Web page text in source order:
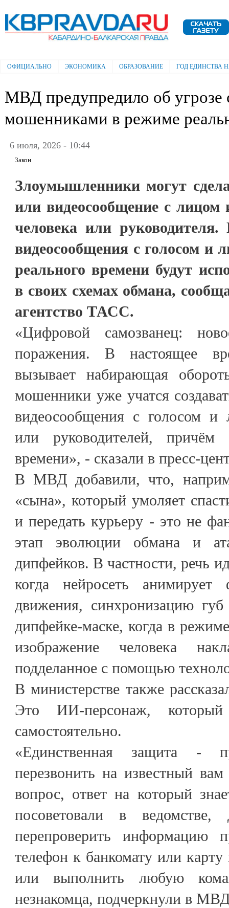
Электронная газета "Кабардино-
Балкарская правда"
Главное меню
ОФИЦИАЛЬНО ЭКОНОМИКА ОБРАЗОВАНИЕ ГОД ЕДИНСТВА
МВД предупредило об угрозе
мошенниками в режиме
6 июля, 2026 - 10:44
Закон
Злоумышленники могут
или видеосообщение с лицом
человека или
видеосообщения с голосом и
реального времени будут
в своих схемах обмана,
агентство ТАСС.
«Цифровой самозванец:
поражения. В настоящее
вызывает набирающая
мошенники уже учатся
видеосообщения с голосом и
или руководителей,
времени», - сказали в пресс-
В МВД добавили, что,
«сына», который умоляет
и передать курьеру - это не
этап эволюции обмана и
дипфейков. В частности, речь
когда нейросеть
движения, синхронизацию
дипфейке-маске, когда в
изображение человека
подделанное с помощью
В министерстве также
Это ИИ-персонаж,
самостоятельно.
«Единственная защита -
перезвонить на известный
вопрос, ответ на который
посоветовали в
перепроверить информацию
телефон к банкомату или карту
или выполнить любую
незнакомца, подчеркнули в